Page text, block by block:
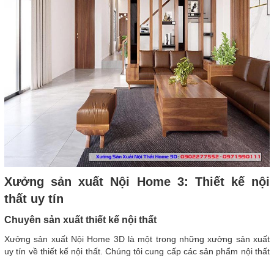
Xưởng sản xuất Nội Home 3: Thiết kế nội
thất uy tín
Chuyên sản xuất thiết kế nội thất
Xưởng sản xuất Nội Home 3D là một trong những xưởng sản xuất
uy tín về thiết kế nội thất. Chúng tôi cung cấp các sản phẩm nội thất